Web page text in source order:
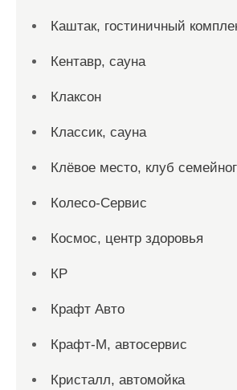
Каштак, гостиничный
Кентавр, сауна
Клаксон
Классик, сауна
Клёвое место, клуб
Колесо-Сервис
Космос, центр здоровья
КР
Крафт Авто
Крафт-М, автосервис
Кристалл, автомойка